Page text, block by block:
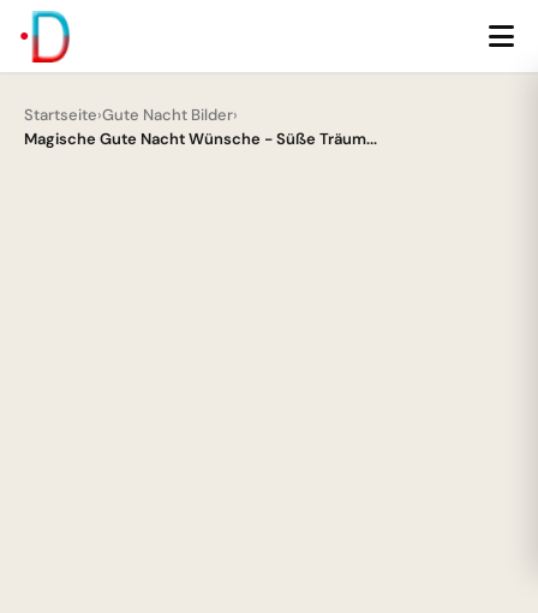
Startseite›Gute Nacht Bilder›
Magische Gute Nacht Wünsche - Süße Träum...